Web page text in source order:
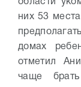
области
них 53
домах
отметил
чаще